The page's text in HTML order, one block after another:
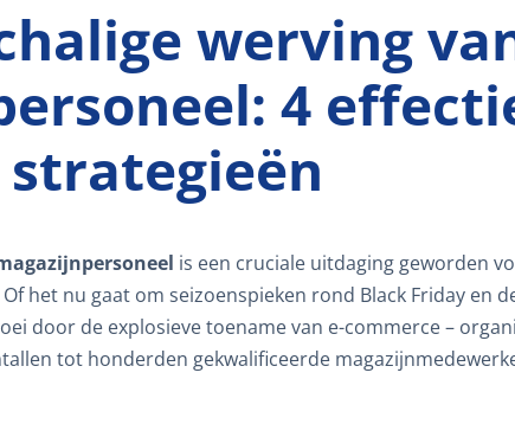
werving
4
strategieën
is een cruciale uitdaging geworden
het nu gaat om seizoenspieken rond Black Friday en
door de explosieve toename van e-commerce –
tot honderden gekwalificeerde